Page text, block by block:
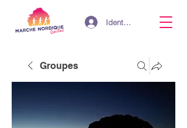
Identifiant
Groupes